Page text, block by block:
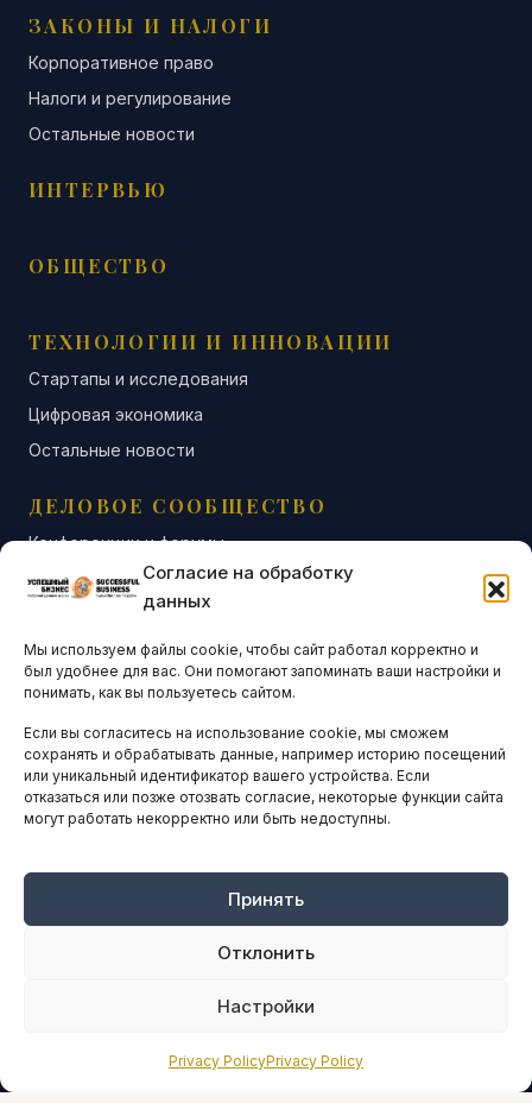
Согласие на обработку
данных
Мы используем файлы cookie, чтобы сайт работал корректно и
был удобнее для вас. Они помогают запоминать ваши настройки и
понимать, как вы пользуетесь сайтом.
Если вы согласитесь на использование cookie, мы сможем
сохранять и обрабатывать данные, например историю посещений
или уникальный идентификатор вашего устройства. Если
отказаться или позже отозвать согласие, некоторые функции сайта
могут работать некорректно или быть недоступны.
Принять
Отклонить
Настройки
Privacy PolicyPrivacy Policy
ЗАКОНЫ И НАЛОГИ
Корпоративное право
Налоги и регулирование
Остальные новости
ИНТЕРВЬЮ
ОБЩЕСТВО
ТЕХНОЛОГИИ И ИННОВАЦИИ
Стартапы и исследования
Цифровая экономика
Остальные новости
ДЕЛОВОЕ СООБЩЕСТВО
Конференции и форумы
Бизнес-клубы и ассоциации
Остальные новости
АНАЛИТИКА И СТАТИСТИКА
ARTICLES IN ENGLISH
НАВИГАЦИЯ
Оплата онлайн